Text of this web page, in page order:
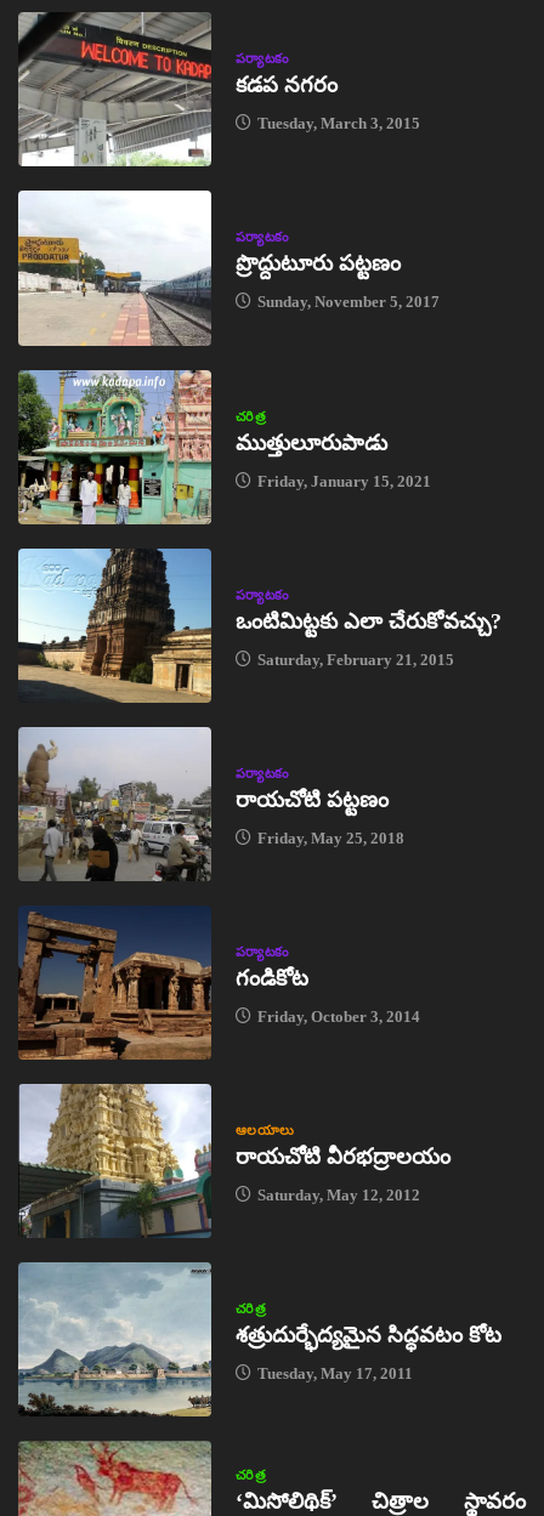
పర్యాటకం
కడప నగరం
Tuesday, March 3, 2015
పర్యాటకం
ప్రొద్దుటూరు పట్టణం
Sunday, November 5, 2017
చరిత్ర
ముత్తులూరుపాడు
Friday, January 15, 2021
పర్యాటకం
ఒంటిమిట్టకు ఎలా చేరుకోవచ్చు?
Saturday, February 21, 2015
పర్యాటకం
రాయచోటి పట్టణం
Friday, May 25, 2018
పర్యాటకం
గండికోట
Friday, October 3, 2014
ఆలయాలు
రాయచోటి వీరభద్రాలయం
Saturday, May 12, 2012
చరిత్ర
శత్రుదుర్భేద్యమైన సిద్ధవటం కోట
Tuesday, May 17, 2011
చరిత్ర
‘మిసోలిథిక్‌’ చిత్రాల స్థావరం